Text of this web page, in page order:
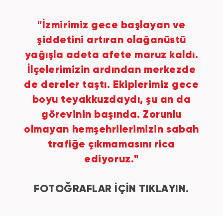
"İzmirimiz gece başlayan ve
şiddetini artıran olağanüstü
yağışla adeta afete maruz kaldı.
İlçelerimizin ardından merkezde
de dereler taştı. Ekiplerimiz gece
boyu teyakkuzdaydı, şu an da
görevinin başında. Zorunlu
olmayan hemşehrilerimizin sabah
trafiğe çıkmamasını rica
ediyoruz."
FOTOĞRAFLAR İÇİN TIKLAYIN.